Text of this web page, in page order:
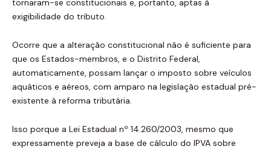
tornaram-se constitucionais e, portanto, aptas à
exigibilidade do tributo.
Ocorre que a alteração constitucional não é suficiente para
que os Estados-membros, e o Distrito Federal,
automaticamente, possam lançar o imposto sobre veículos
aquáticos e aéreos, com amparo na legislação estadual pré-
existente à reforma tributária.
Isso porque a Lei Estadual nº 14.260/2003, mesmo que
expressamente preveja a base de cálculo do IPVA sobre